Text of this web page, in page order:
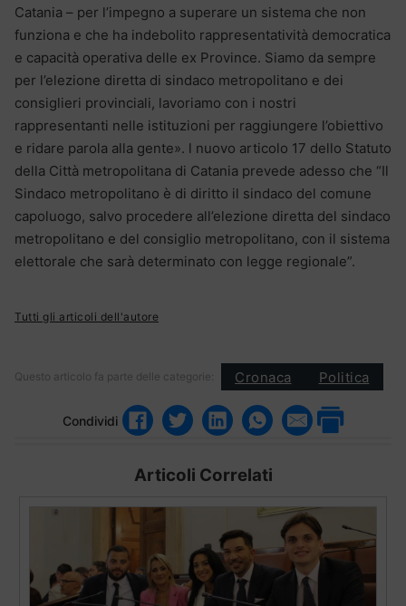
Catania – per l’impegno a superare un sistema che non
funziona e che ha indebolito rappresentatività democratica
e capacità operativa delle ex Province. Siamo da sempre
per l’elezione diretta di sindaco metropolitano e dei
consiglieri provinciali, lavoriamo con i nostri
rappresentanti nelle istituzioni per raggiungere l’obiettivo
e ridare parola alla gente». l nuovo articolo 17 dello Statuto
della Città metropolitana di Catania prevede adesso che “Il
Sindaco metropolitano è di diritto il sindaco del comune
capoluogo, salvo procedere all’elezione diretta del sindaco
metropolitano e del consiglio metropolitano, con il sistema
elettorale che sarà determinato con legge regionale”.
Tutti gli articoli dell'autore
Questo articolo fa parte delle categorie: Cronaca Politica
Condividi
Articoli Correlati